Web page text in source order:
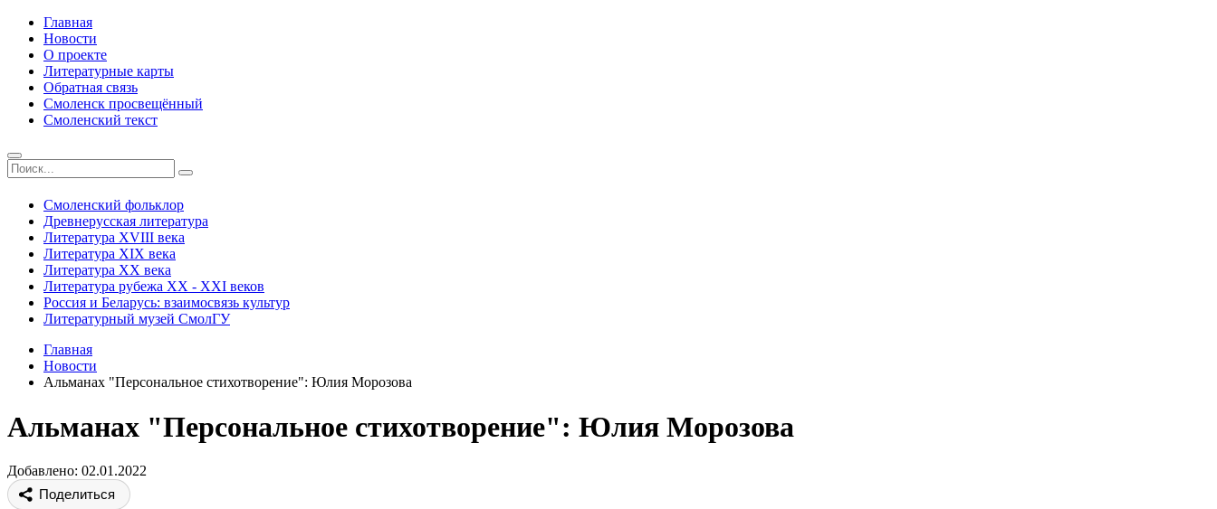
Главная
Новости
О проекте
Литературные карты
Обратная связь
Смоленск просвещённый
Смоленский текст
Смоленский фольклор
Древнерусская литература
Литература ХVIII века
Литература ХIХ века
Литература ХХ века
Литература рубежа ХХ - ХХI веков
Россия и Беларусь: взаимосвязь культур
Литературный музей СмолГУ
Главная
Новости
Альманах "Персональное стихотворение": Юлия Морозова
Альманах "Персональное стихотворение": Юлия Морозова
Добавлено: 02.01.2022
Поделиться